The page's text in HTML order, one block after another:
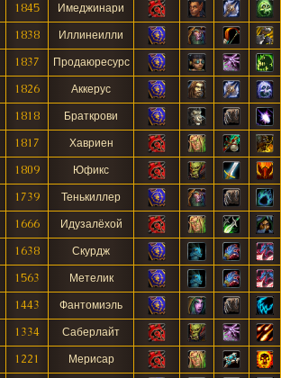
1845
Имеджинари
1838
Иллинеилли
1837
Продаюресурс
1826
Аккерус
1818
Браткрови
1817
Хавриен
1809
Юфикс
1739
Тенькиллер
1666
Идузалёхой
1638
Скурдж
1563
Метелик
1443
Фантомиэль
1334
Саберлайт
1221
Мерисар